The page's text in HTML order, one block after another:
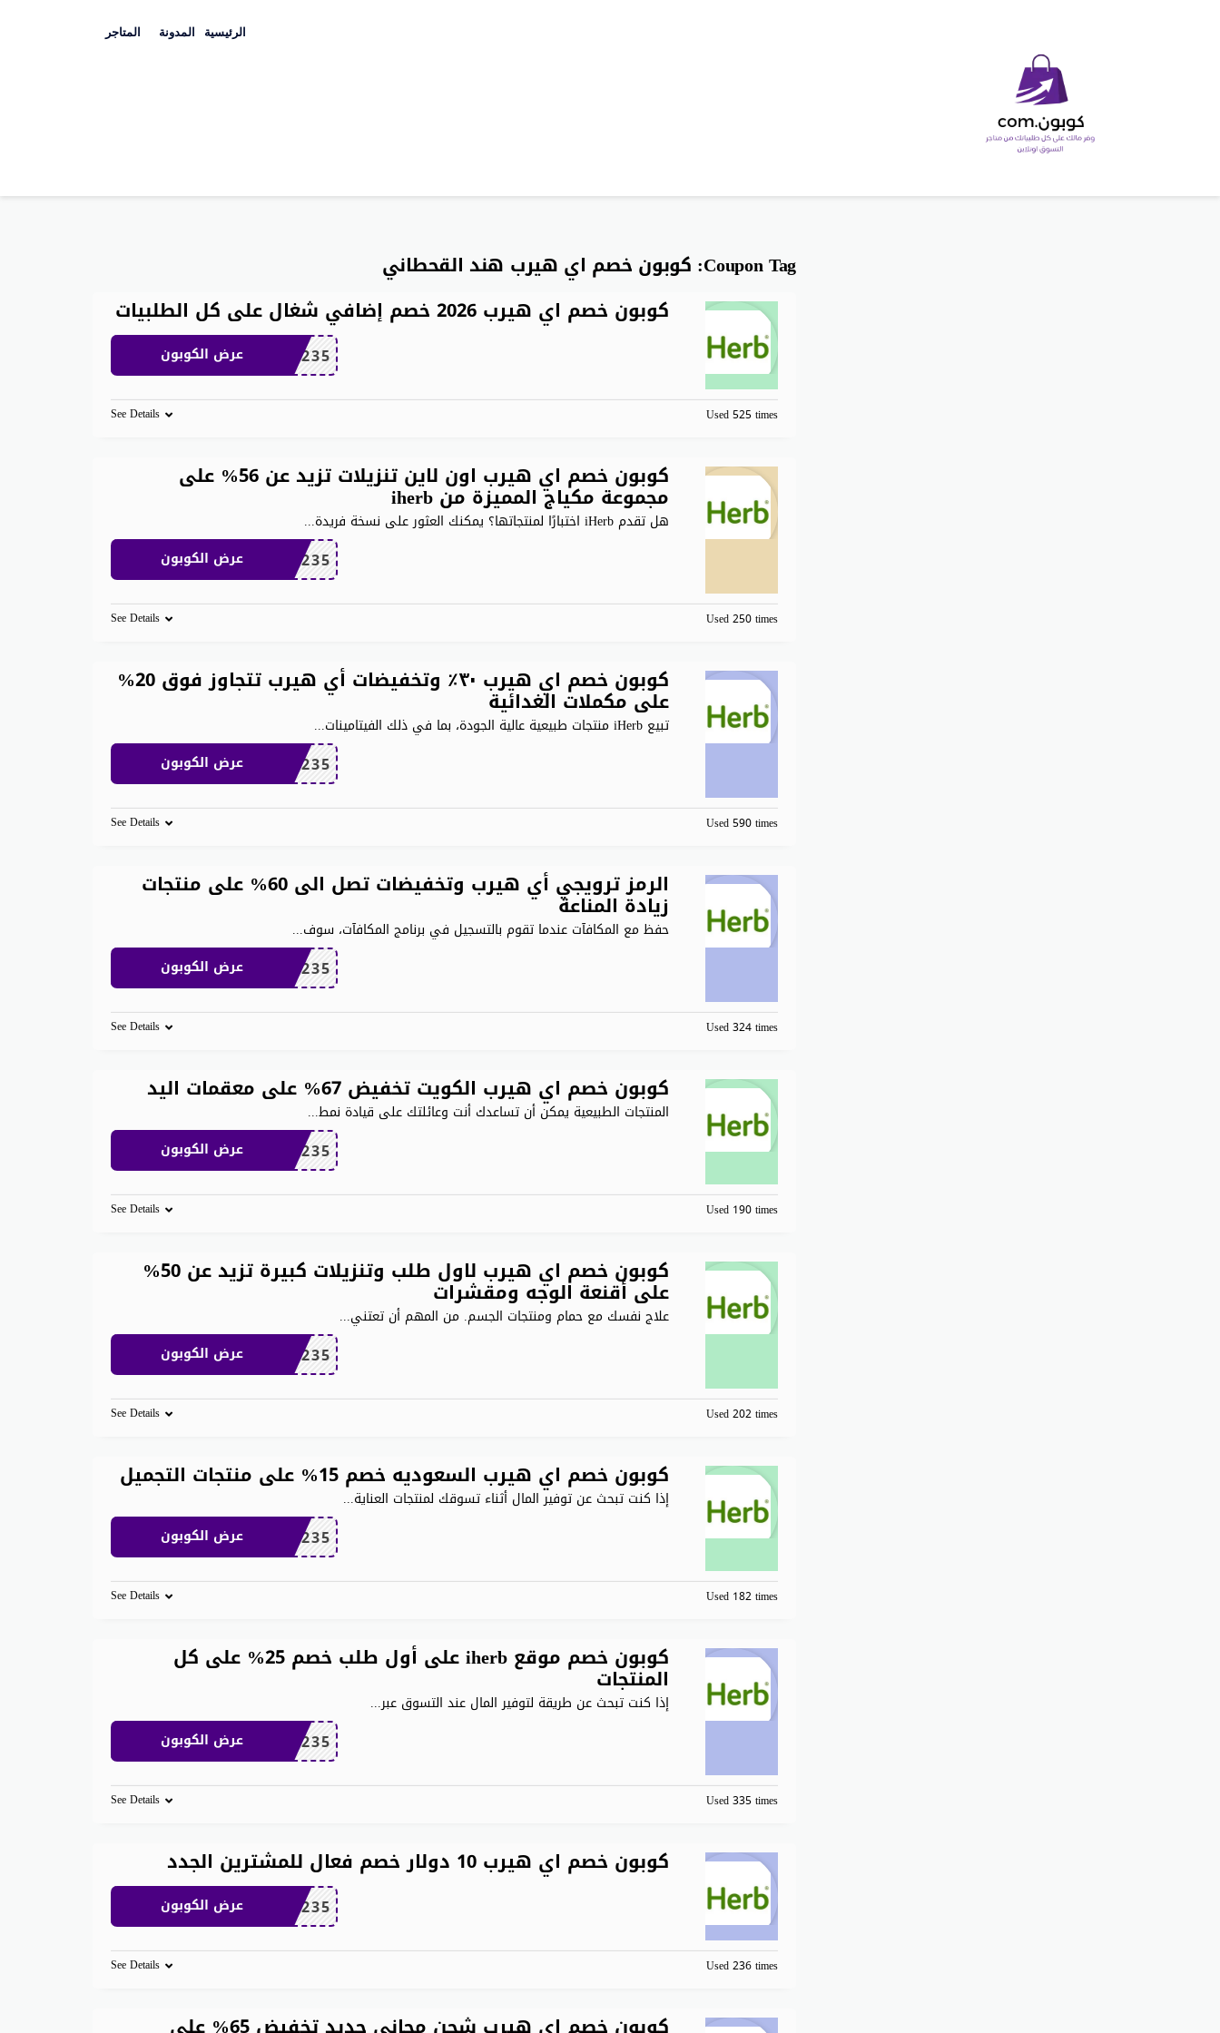
الرئيسية المدونة المتاجر
Coupon Tag: كوبون خصم اي هيرب هند القحطاني
كوبون خصم اي هيرب 2026 خصم إضافي شغال على كل الطلبيات
OBP3235 عرض الكوبون
Used 525 times
See Details
كوبون خصم اي هيرب اون لاين تنزيلات تزيد عن 56% على
مجموعة مكياج المميزة من iherb
هل تقدم iHerb اختبارًا لمنتجاتها؟ يمكنك العثور على نسخة فريدة ...
OBP3235 عرض الكوبون
Used 250 times
See Details
كوبون خصم اي هيرب ٣٠٪ وتخفيضات أي هيرب تتجاوز فوق 20%
على مكملات الغدائية
تبيع iHerb منتجات طبيعية عالية الجودة، بما في ذلك الفيتامينات ...
OBP3235 عرض الكوبون
Used 590 times
See Details
الرمز ترويجي أي هيرب وتخفيضات تصل الى 60% على منتجات
زيادة المناعة
حفظ مع المكافآت عندما تقوم بالتسجيل في برنامج المكافآت، سوف...
OBP3235 عرض الكوبون
Used 324 times
See Details
كوبون خصم اي هيرب الكويت تخفيض 67% على معقمات اليد
المنتجات الطبيعية يمكن أن تساعدك أنت وعائلتك على قيادة نمط...
OBP3235 عرض الكوبون
Used 190 times
See Details
كوبون خصم اي هيرب لاول طلب وتنزيلات كبيرة تزيد عن 50%
على أقنعة الوجه ومقشرات
علاج نفسك مع حمام ومنتجات الجسم. من المهم أن تعتني...
OBP3235 عرض الكوبون
Used 202 times
See Details
كوبون خصم اي هيرب السعوديه خصم 15% على منتجات التجميل
إذا كنت تبحث عن توفير المال أثناء تسوقك لمنتجات العناية...
OBP3235 عرض الكوبون
Used 182 times
See Details
كوبون خصم موقع iherb على أول طلب خصم 25% على كل
المنتجات
إذا كنت تبحث عن طريقة لتوفير المال عند التسوق عبر...
OBP3235 عرض الكوبون
Used 335 times
See Details
كوبون خصم اي هيرب 10 دولار خصم فعال للمشترين الجدد
OBP3235 عرض الكوبون
Used 236 times
See Details